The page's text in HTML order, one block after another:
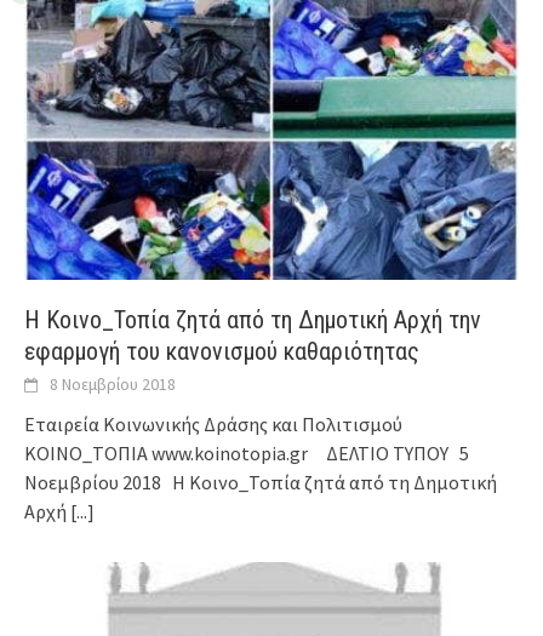
Η Κοινο_Τοπία ζητά από τη Δημοτική Αρχή την
εφαρμογή του κανονισμού καθαριότητας
8 Νοεμβρίου 2018
Εταιρεία Κοινωνικής Δράσης και Πολιτισμού
ΚΟΙΝΟ_ΤΟΠΙΑ www.koinotopia.gr ΔΕΛΤΙΟ ΤΥΠΟΥ 5
Νοεμβρίου 2018 Η Κοινο_Τοπία ζητά από τη Δημοτική
Αρχή [...]